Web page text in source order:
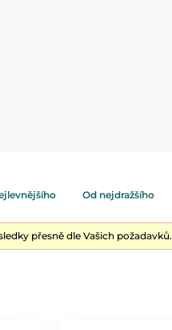
Od nejdražšího
přesně dle Vašich požadavků.